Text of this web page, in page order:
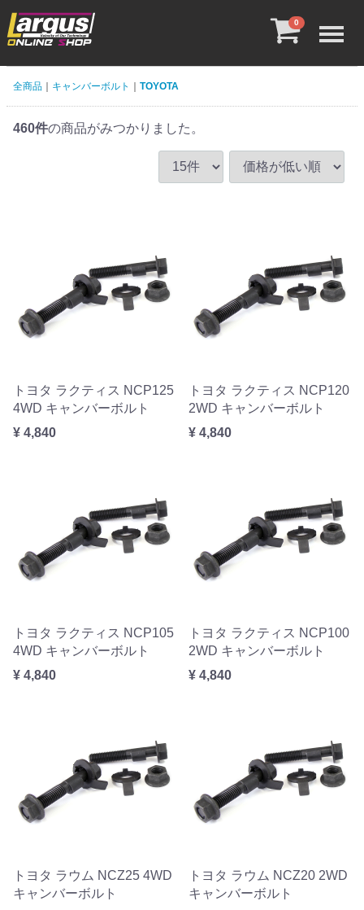
0
全商品 キャンバーボルト TOYOTA
460件の商品がみつかりました。
トヨタ ラクティス NCP125
4WD キャンバーボルト
¥ 4,840
トヨタ ラクティス NCP120
2WD キャンバーボルト
¥ 4,840
トヨタ ラクティス NCP105
4WD キャンバーボルト
¥ 4,840
トヨタ ラクティス NCP100
2WD キャンバーボルト
¥ 4,840
トヨタ ラウム NCZ25 4WD
キャンバーボルト
トヨタ ラウム NCZ20 2WD
キャンバーボルト